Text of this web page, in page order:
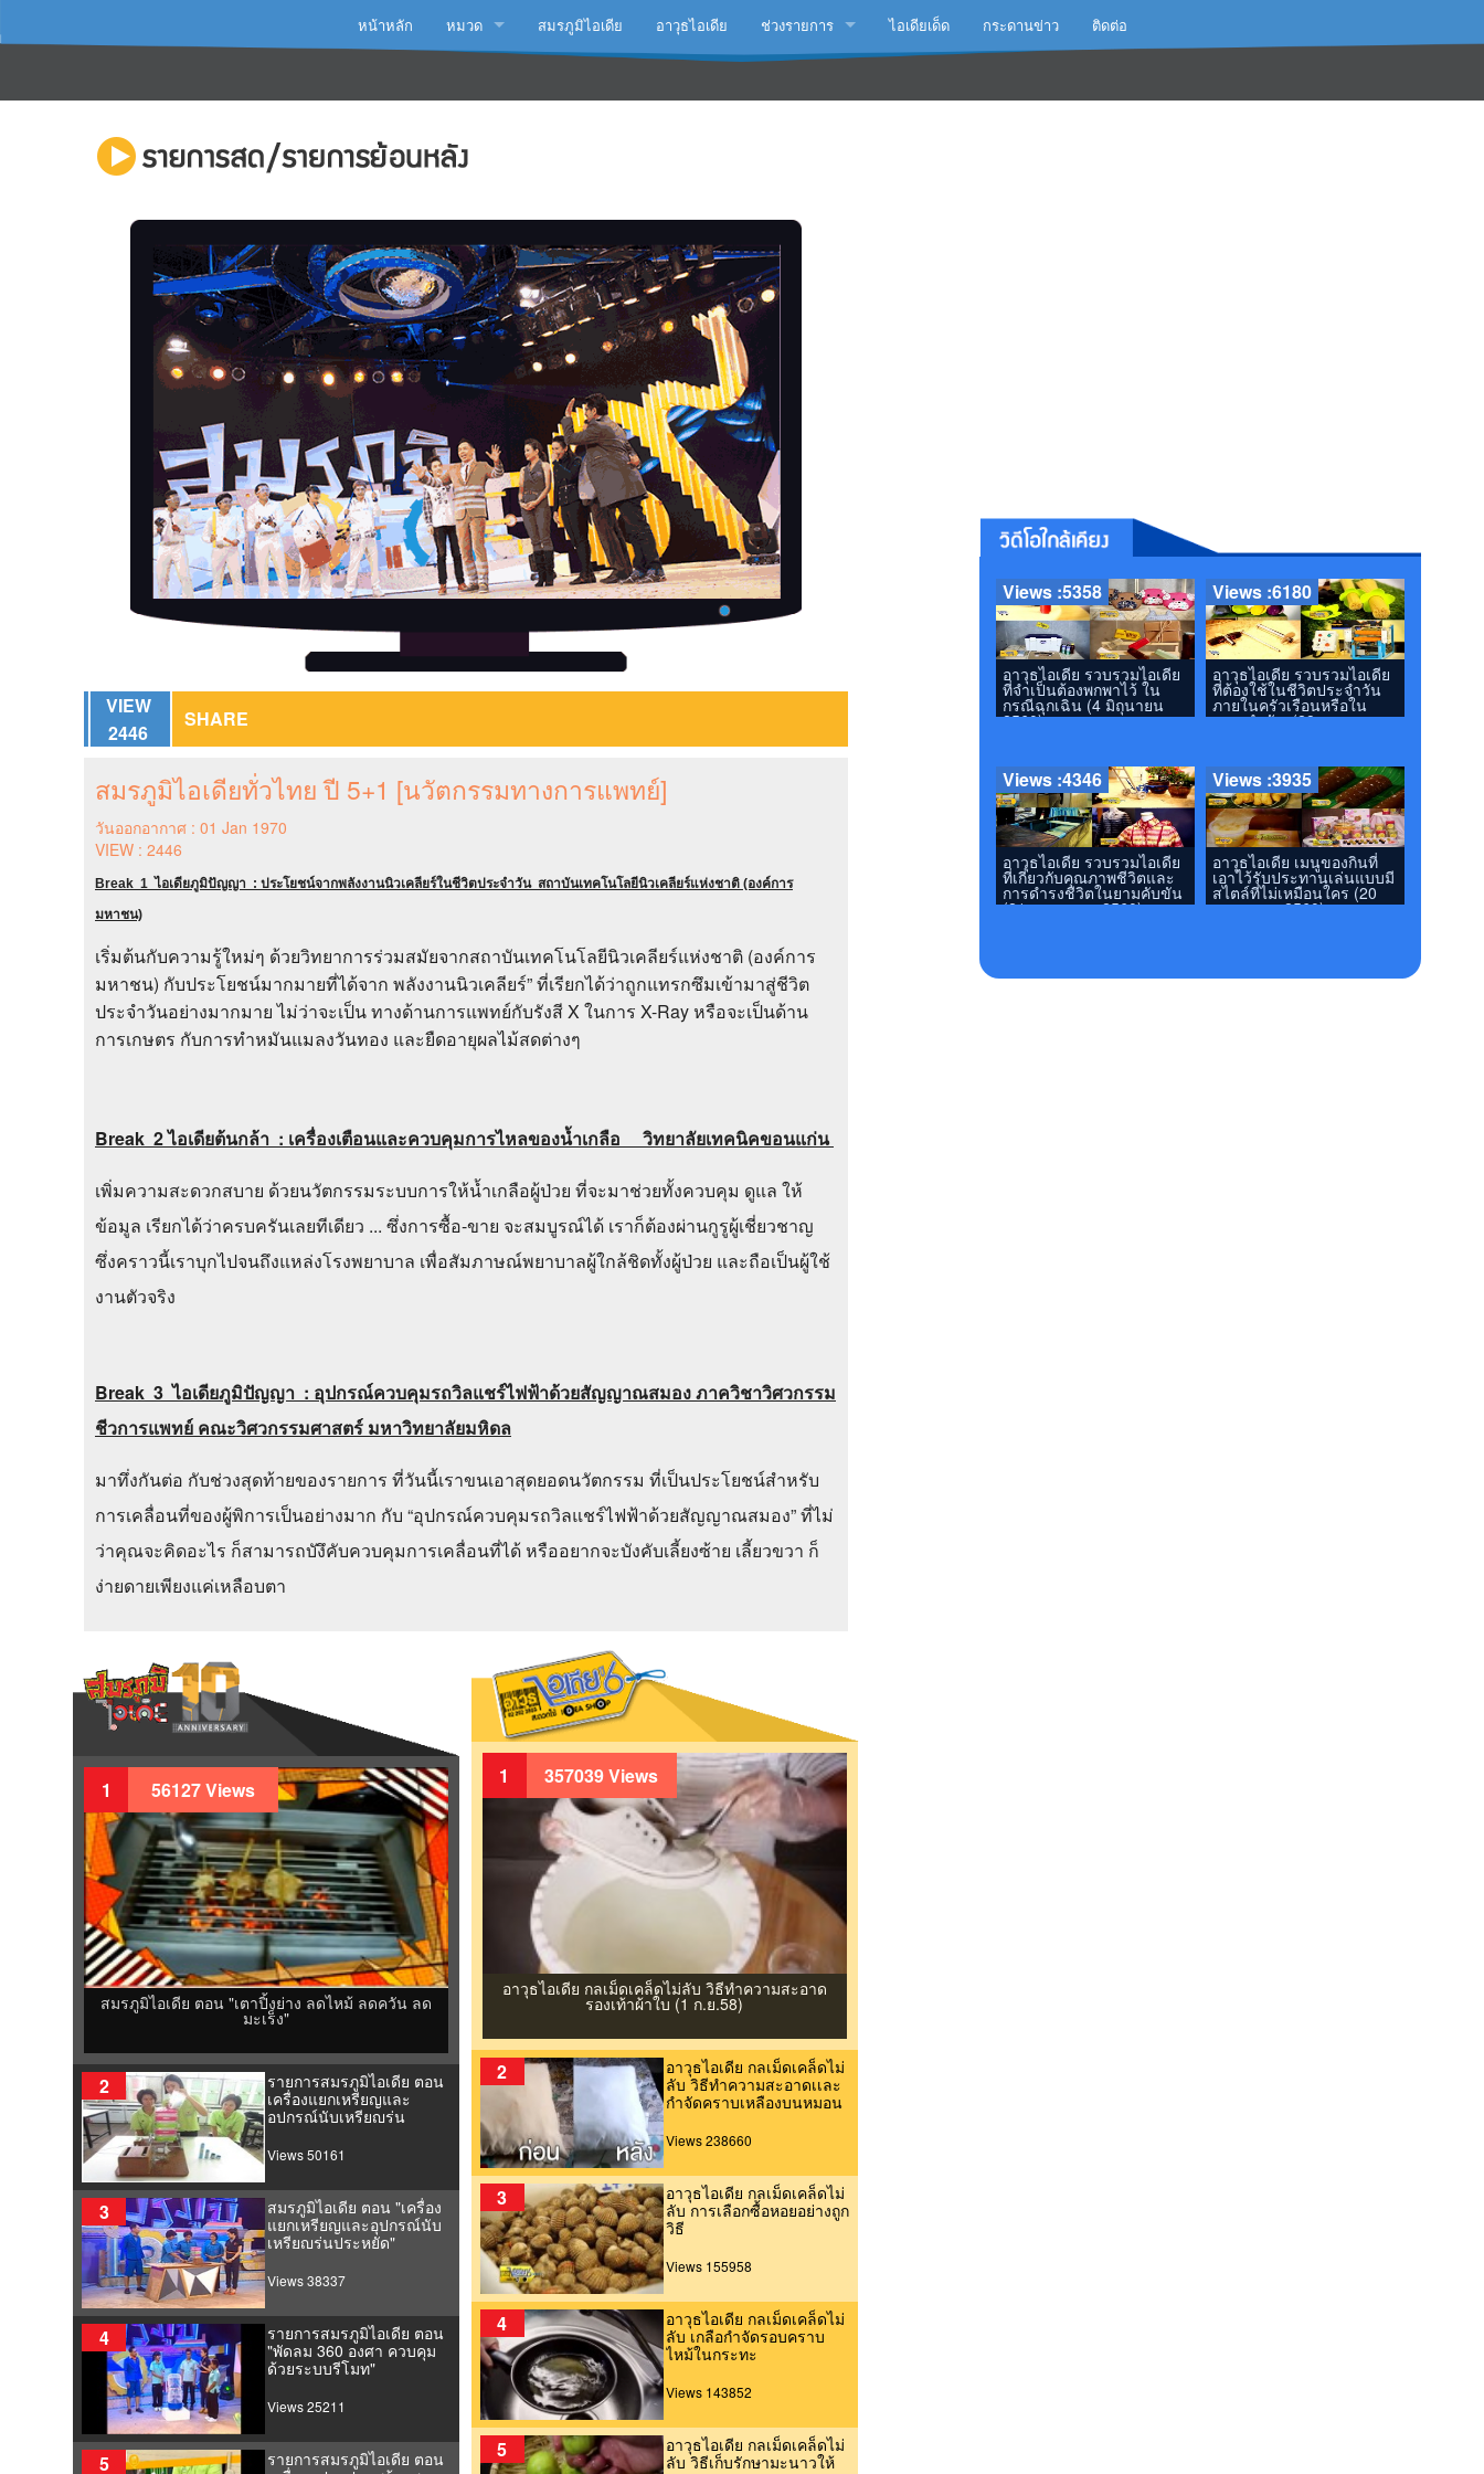
หน้าหลัก หมวด
พลังงาน...พลิกชีวิต
ของดี...รีไซเคิล
เกษตร...เพื่อโลก
ชีวิตมีดีไซต์
ไอเดียพัฒนาชีวิต
สมรภูมิไอเดีย อาวุธไอเดีย ช่วงรายการ ไอเดียเด็ด กระดานข่าว ติดต่อ
VIEW
2446
SHARE
สมรภูมิไอเดียทั่วไทย ปี 5+1 [นวัตกรรมทางการแพทย์]
วันออกอากาศ : 01 Jan 1970
VIEW : 2446
Break 1 ไอเดียภูมิปัญญา : ประโยชน์จากพลังงานนิวเคลียร์ในชีวิตประจำวัน สถาบันเทคโนโลยีนิวเคลียร์แห่งชาติ (องค์การ
มหาชน)
เริ่มต้นกับความรู้ใหม่ๆ ด้วยวิทยาการร่วมสมัยจากสถาบันเทคโนโลยีนิวเคลียร์แห่งชาติ (องค์การ
มหาชน) กับประโยชน์มากมายที่ได้จาก พลังงานนิวเคลียร์” ที่เรียกได้ว่าถูกแทรกซึมเข้ามาสู่ชีวิต
ประจำวันอย่างมากมาย ไม่ว่าจะเป็น ทางด้านการแพทย์กับรังสี X ในการ X-Ray หรือจะเป็นด้าน
การเกษตร กับการทำหมันแมลงวันทอง และยืดอายุผลไม้สดต่างๆ
Break 2 ไอเดียต้นกล้า : เครื่องเตือนและควบคุมการไหลของน้ำเกลือ วิทยาลัยเทคนิคขอนแก่น
เพิ่มความสะดวกสบาย ด้วยนวัตกรรมระบบการให้น้ำเกลือผู้ป่วย ที่จะมาช่วยทั้งควบคุม ดูแล ให้
ข้อมูล เรียกได้ว่าครบครันเลยทีเดียว ... ซึ่งการซื้อ-ขาย จะสมบูรณ์ได้ เราก็ต้องผ่านกูรูผู้เชี่ยวชาญ
ซึ่งคราวนี้เราบุกไปจนถึงแหล่งโรงพยาบาล เพื่อสัมภาษณ์พยาบาลผู้ใกล้ชิดทั้งผู้ป่วย และถือเป็นผู้ใช้
งานตัวจริง
Break 3 ไอเดียภูมิปัญญา : อุปกรณ์ควบคุมรถวิลแชร์ไฟฟ้าด้วยสัญญาณสมอง ภาควิชาวิศวกรรม
ชีวการแพทย์ คณะวิศวกรรมศาสตร์ มหาวิทยาลัยมหิดล
มาทึ่งกันต่อ กับช่วงสุดท้ายของรายการ ที่วันนี้เราขนเอาสุดยอดนวัตกรรม ที่เป็นประโยชน์สำหรับ
การเคลื่อนที่ของผู้พิการเป็นอย่างมาก กับ “อุปกรณ์ควบคุมรถวิลแชร์ไฟฟ้าด้วยสัญญาณสมอง” ที่ไม่
ว่าคุณจะคิดอะไร ก็สามารถบังึคับควบคุมการเคลื่อนที่ได้ หรืออยากจะบังคับเลี้ยงซ้าย เลี้ยวขวา ก็
ง่ายดายเพียงแค่เหลือบตา
Views :5358
อาวุธไอเดีย รวบรวมไอเดีย
ที่จำเป็นต้องพกพาไว้ ใน
กรณีฉุกเฉิน (4 มิถุนายน
2560)
Views :6180
อาวุธไอเดีย รวบรวมไอเดีย
ที่ต้องใช้ในชีวิตประจำวัน
ภายในครัวเรือนหรือใน
เวลาสำคัญ (28 พฤษภาคม
Views :4346
อาวุธไอเดีย รวบรวมไอเดีย
ที่เกี่ยวกับคุณภาพชีวิตและ
การดำรงชีวิตในยามคับขัน
(21 พฤษภาคม 2560)
Views :3935
อาวุธไอเดีย เมนูของกินที่
เอาไว้รับประทานเล่นแบบมี
สไตล์ที่ไม่เหมือนใคร (20
พฤษภาคม 2560)
1 56127 Views
สมรภูมิไอเดีย ตอน "เตาปิ้งย่าง ลดไหม้ ลดควัน ลด
มะเร็ง"
2
รายการสมรภูมิไอเดีย ตอน
เครื่องแยกเหรียญและ
อุปกรณ์นับเหรียญรุ่น
Views 50161
3
สมรภูมิไอเดีย ตอน "เครื่อง
แยกเหรียญและอุปกรณ์นับ
เหรียญรุ่นประหยัด"
Views 38337
4
รายการสมรภูมิไอเดีย ตอน
"พัดลม 360 องศา ควบคุม
ด้วยระบบรีโมท"
Views 25211
5
รายการสมรภูมิไอเดีย ตอน
1 357039 Views
อาวุธไอเดีย กลเม็ดเคล็ดไม่ลับ วิธีทําความสะอาด
รองเท้าผ้าใบ (1 ก.ย.58)
2
อาวุธไอเดีย กลเม็ดเคล็ดไม่
ลับ วิธีทำความสะอาดเเละ
กำจัดคราบเหลืองบนหมอน
Views 238660
3
อาวุธไอเดีย กลเม็ดเคล็ดไม่
ลับ การเลือกซื้อหอยอย่างถูก
วิธี
Views 155958
4
อาวุธไอเดีย กลเม็ดเคล็ดไม่
ลับ เกลือกำจัดรอบคราบ
ไหม้ในกระทะ
Views 143852
5
อาวุธไอเดีย กลเม็ดเคล็ดไม่
ลับ วิธีเก็บรักษามะนาวให้